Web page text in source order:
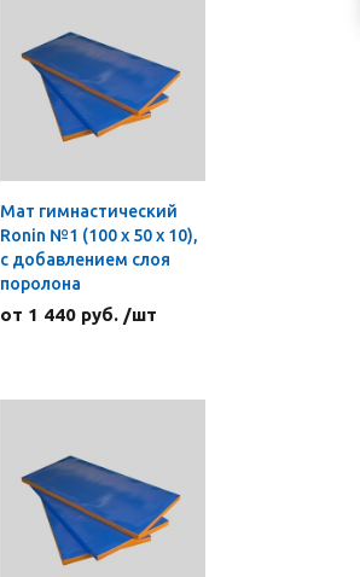
Мат гимнастический
Ronin №1 (100 х 50 х 10),
с добавлением слоя
поролона
от 1 440 руб. /шт